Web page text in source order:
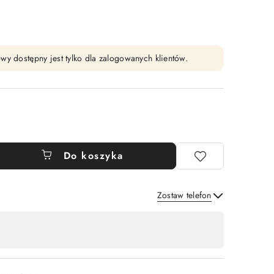
dostępny jest tylko dla zalogowanych klientów.
Do koszyka
Zostaw telefon